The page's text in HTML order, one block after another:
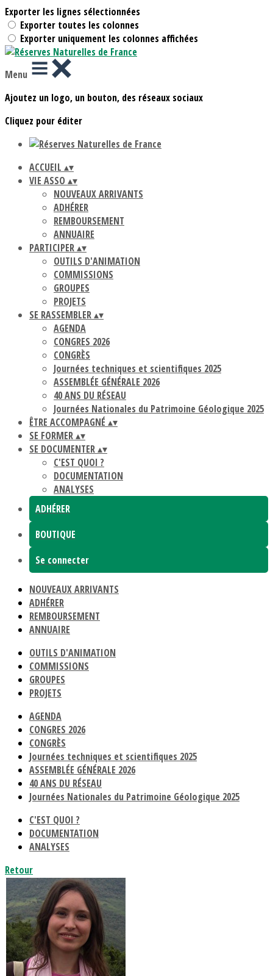
Exporter les lignes sélectionnées
Exporter toutes les colonnes
Exporter uniquement les colonnes affichées
Menu
Ajoutez un logo, un bouton, des réseaux sociaux
Cliquez pour éditer
ACCUEIL ▴▾
VIE ASSO ▴▾
NOUVEAUX ARRIVANTS
ADHÉRER
REMBOURSEMENT
ANNUAIRE
PARTICIPER▴▾
OUTILS D'ANIMATION
COMMISSIONS
GROUPES
PROJETS
SE RASSEMBLER▴▾
AGENDA
CONGRES 2026
CONGRÈS
Journées techniques et scientifiques 2025
ASSEMBLÉE GÉNÉRALE 2026
40 ANS DU RÉSEAU
Journées Nationales du Patrimoine Géologique 2025
ÊTRE ACCOMPAGNÉ ▴▾
SE FORMER▴▾
SE DOCUMENTER▴▾
C'EST QUOI ?
DOCUMENTATION
ANALYSES
ADHÉRER
BOUTIQUE
Se connecter
NOUVEAUX ARRIVANTS
ADHÉRER
REMBOURSEMENT
ANNUAIRE
OUTILS D'ANIMATION
COMMISSIONS
GROUPES
PROJETS
AGENDA
CONGRES 2026
CONGRÈS
Journées techniques et scientifiques 2025
ASSEMBLÉE GÉNÉRALE 2026
40 ANS DU RÉSEAU
Journées Nationales du Patrimoine Géologique 2025
C'EST QUOI ?
DOCUMENTATION
ANALYSES
Retour